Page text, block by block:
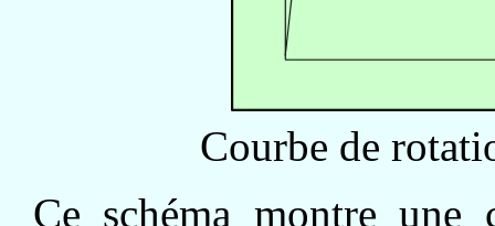
Courbe de
Ce schéma montre une